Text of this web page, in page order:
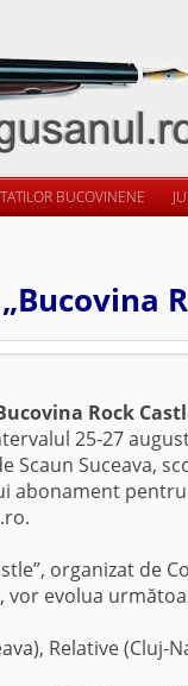
BUCOVINENE
Rock
25-27
Scaun Suceava,
abonament
organizat de
vor evolua
Relative (Cluj-